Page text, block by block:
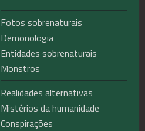
Fotos sobrenaturais
Demonologia
Entidades sobrenaturais
Monstros
Realidades alternativas
Mistérios da humanidade
Conspirações